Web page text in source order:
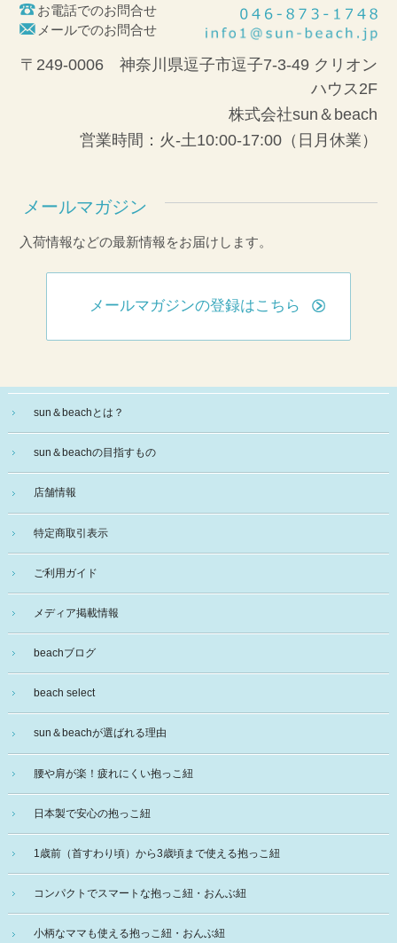
お電話でのお問合せ
メールでのお問合せ
〒249-0006 神奈川県逗子市逗子7-3-49 クリオン
ハウス2F
株式会社sun＆beach
営業時間：火-土10:00-17:00（日月休業）
メールマガジン
入荷情報などの最新情報をお届けします。
メールマガジンの登録はこちら
sun＆beachとは？
sun＆beachの目指すもの
店舗情報
特定商取引表示
ご利用ガイド
メディア掲載情報
beachブログ
beach select
sun＆beachが選ばれる理由
腰や肩が楽！疲れにくい抱っこ紐
日本製で安心の抱っこ紐
1歳前（首すわり頃）から3歳頃まで使える抱っこ紐
コンパクトでスマートな抱っこ紐・おんぶ紐
小柄なママも使える抱っこ紐・おんぶ紐